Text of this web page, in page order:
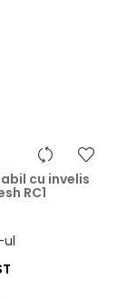
cu invelis
RC1
ul